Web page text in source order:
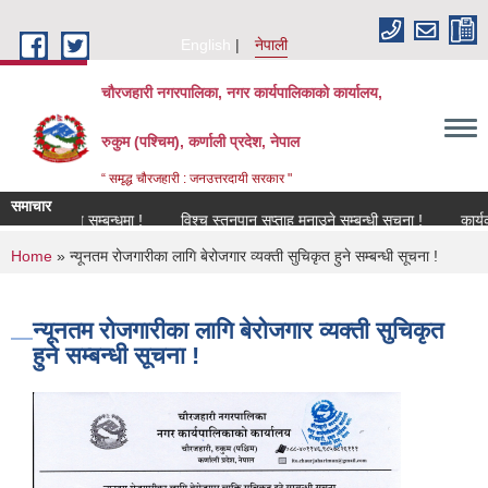
English
नेपाली
चौरजहारी नगरपालिका, नगर कार्यपालिकाको कार्यालय,
रुकुम (पश्चिम), कर्णाली प्रदेश, नेपाल
“ समृद्ध चौरजहारी : जनउत्तरदायी सरकार "
समाचार
सम्बन्धमा !
विश्च स्तनपान सप्ताह मनाउने सम्बन्धी सूचना ! कार्यक्रममा
You are here
Home » न्यूनतम रोजगारीका लागि बेरोजगार व्यक्ती सुचिकृत हुने सम्बन्धी सूचना !
न्यूनतम रोजगारीका लागि बेरोजगार व्यक्ती सुचिकृत
हुने सम्बन्धी सूचना !